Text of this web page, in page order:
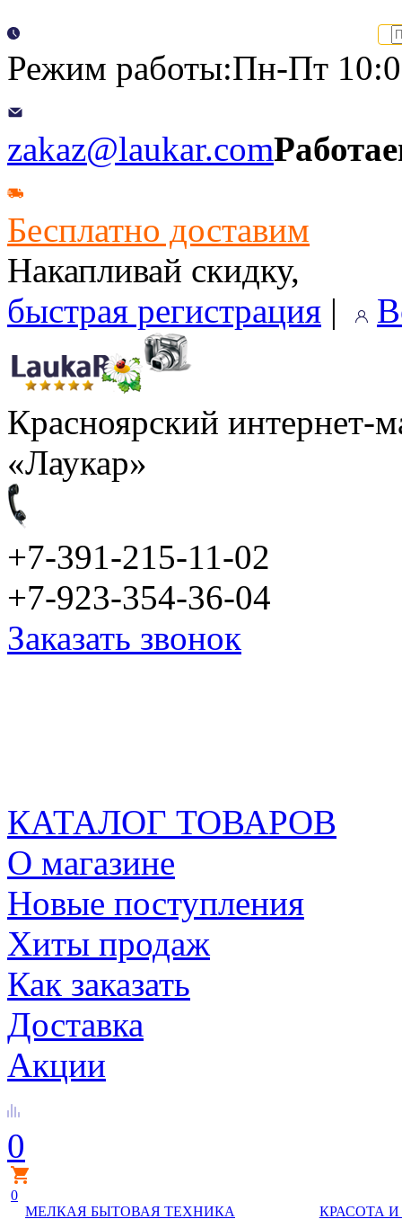
Режим работы:Пн-Пт
zakaz@laukar.com
Бесплатно доставим
Накапливай скидку,
быстрая регистрация |
Красноярский интернет-
«Лаукар»
+7-391-215-11-02
+7-923-354-36-04
Заказать звонок
КАТАЛОГ ТОВАРОВ
О магазине
Новые поступления
Хиты продаж
Как заказать
Доставка
Акции
0
0
МЕЛКАЯ БЫТОВАЯ ТЕХНИКА
КРАСОТА И